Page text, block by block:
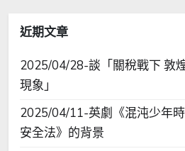
近期文章
2025/04/28-談「關稅戰下 敦
現象」
2025/04/11-英劇《混沌少年
安全法》的背景